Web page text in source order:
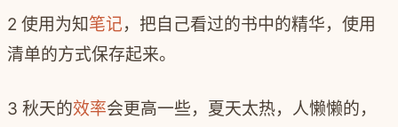
2 使用为知笔记，把自己看过的书中的精华，使用
清单的方式保存起来。
3 秋天的效率会更高一些，夏天太热，人懒懒的，